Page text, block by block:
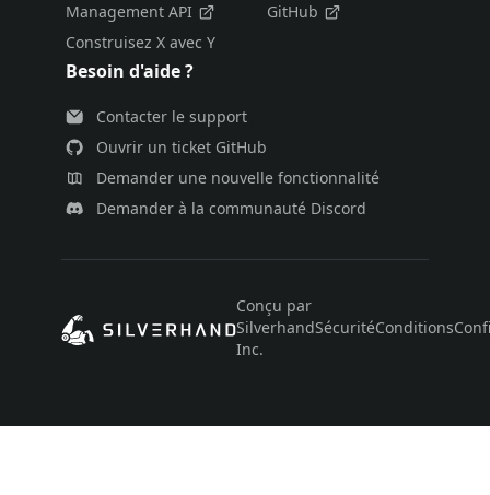
Management API
Construisez X avec Y
GitHub
Besoin d'aide ?
Contacter le support
Ouvrir un ticket GitHub
Demander une nouvelle fonctionnalité
Demander à la communauté Discord
Conçu par
Silverhand
Inc.
SécuritéConditions